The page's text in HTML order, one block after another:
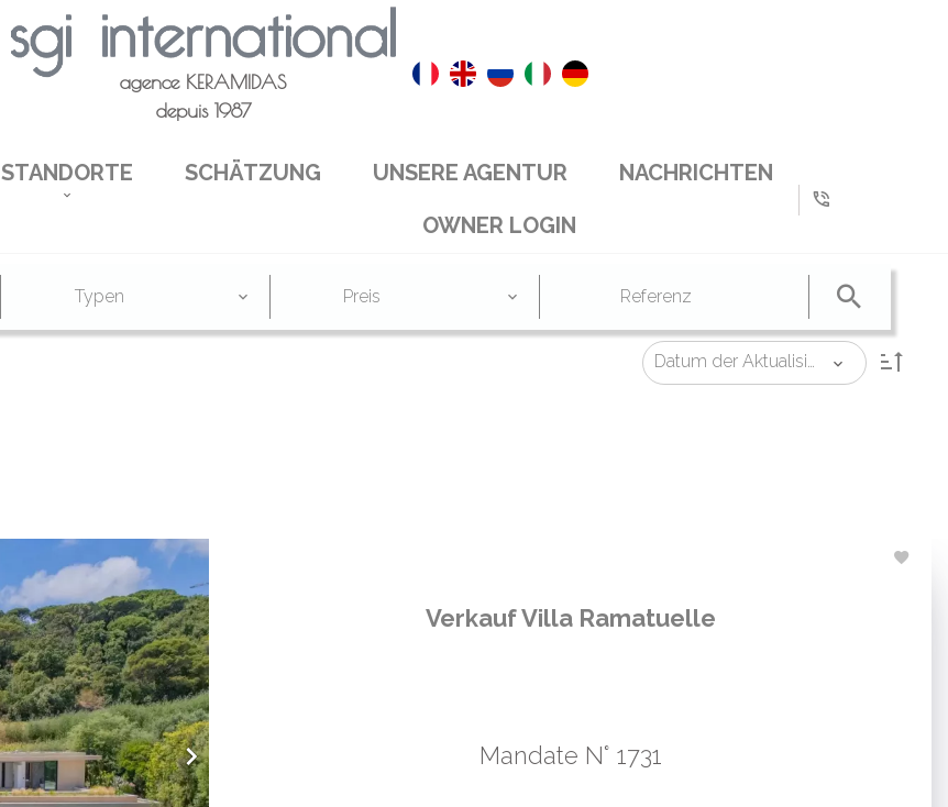
agence KERAMIDAS
depuis 1987
STANDORTE SCHÄTZUNG UNSERE AGENTUR
NACHRICHTEN
OWNER LOGIN
Typen Preis
Datum der Aktualisierung
Verkauf Villa Ramatuelle
Mandate N° 1731